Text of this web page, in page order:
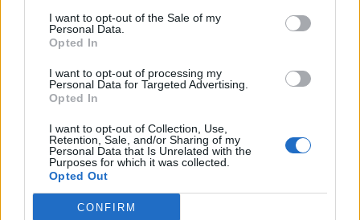
I want to opt-out of the Sale of my
Personal Data.
Opted In
I want to opt-out of processing my
Personal Data for Targeted Advertising.
Opted In
I want to opt-out of Collection, Use,
Retention, Sale, and/or Sharing of my
Personal Data that Is Unrelated with the
Purposes for which it was collected.
Opted Out
CONFIRM